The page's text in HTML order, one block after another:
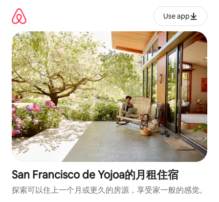
Use app
San Francisco de Yojoa的月租住宿
探索可以住上一个月或更久的房源，享受家一般的感觉。